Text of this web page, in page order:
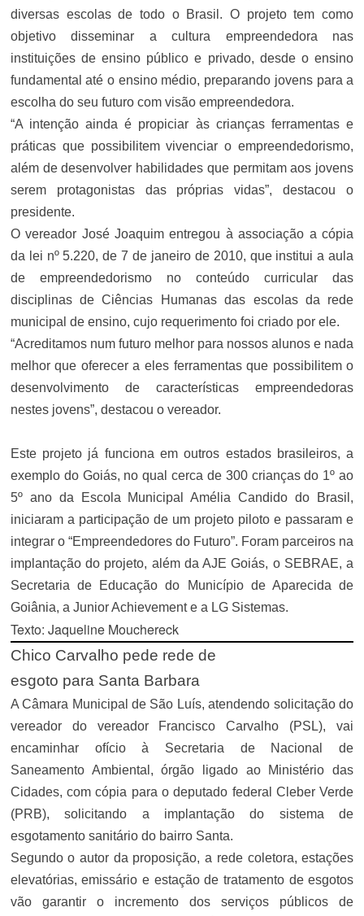
diversas escolas de todo o Brasil. O projeto tem como
objetivo disseminar a cultura empreendedora nas
instituições de ensino público e privado, desde o ensino
fundamental até o ensino médio, preparando jovens para a
escolha do seu futuro com visão empreendedora.
“A intenção ainda é propiciar às crianças ferramentas e
práticas que possibilitem vivenciar o empreendedorismo,
além de desenvolver habilidades que permitam aos jovens
serem protagonistas das próprias vidas”, destacou o
presidente.
O vereador José Joaquim entregou à associação a cópia
da lei nº 5.220, de 7 de janeiro de 2010, que institui a aula
de empreendedorismo no conteúdo curricular das
disciplinas de Ciências Humanas das escolas da rede
municipal de ensino, cujo requerimento foi criado por ele.
“Acreditamos num futuro melhor para nossos alunos e nada
melhor que oferecer a eles ferramentas que possibilitem o
desenvolvimento de características empreendedoras
nestes jovens”, destacou o vereador.
Este projeto já funciona em outros estados brasileiros, a
exemplo do Goiás, no qual cerca de 300 crianças do 1º ao
5º ano da Escola Municipal Amélia Candido do Brasil,
iniciaram a participação de um projeto piloto e passaram e
integrar o “Empreendedores do Futuro”. Foram parceiros na
implantação do projeto, além da AJE Goiás, o SEBRAE, a
Secretaria de Educação do Município de Aparecida de
Goiânia, a Junior Achievement e a LG Sistemas.
Texto: Jaqueline Mouchereck
Chico Carvalho pede rede de
esgoto para Santa Barbara
A Câmara Municipal de São Luís, atendendo solicitação do
vereador do vereador Francisco Carvalho (PSL), vai
encaminhar ofício à Secretaria de Nacional de
Saneamento Ambiental, órgão ligado ao Ministério das
Cidades, com cópia para o deputado federal Cleber Verde
(PRB), solicitando a implantação do sistema de
esgotamento sanitário do bairro Santa.
Segundo o autor da proposição, a rede coletora, estações
elevatórias, emissário e estação de tratamento de esgotos
vão garantir o incremento dos serviços públicos de